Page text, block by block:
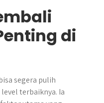
di
segera pulih
terbaiknya. Ia